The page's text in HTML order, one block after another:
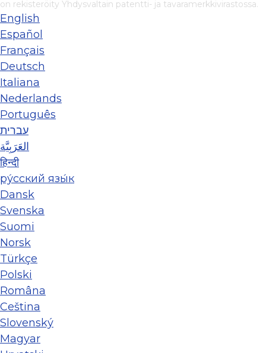
on rekisteröity Yhdysvaltain patentti- ja tavaramerkkivirastossa.
English
Español
Français
Deutsch
Italiana
Nederlands
Português
עברית
العَرَبِيَّة
हिन्दी
ру́сский язы́к
Dansk
Svenska
Suomi
Norsk
Türkçe
Polski
Româna
Ceština
Slovenský
Magyar